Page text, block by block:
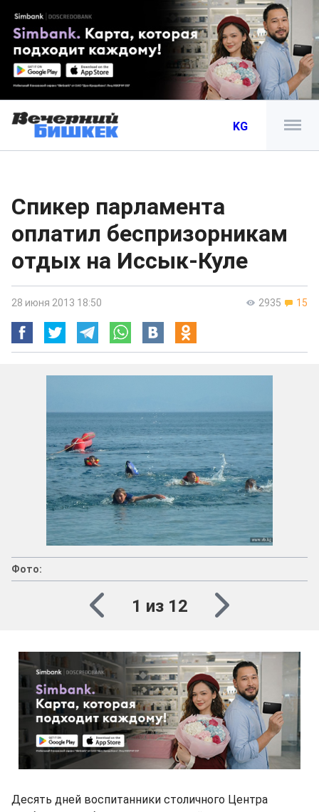
KG
Спикер парламента
оплатил беспризорникам
отдых на Иссык-Куле
2935 15
28 июня 2013 18:50
Фото:
1 из 12
Десять дней воспитанники столичного Центра